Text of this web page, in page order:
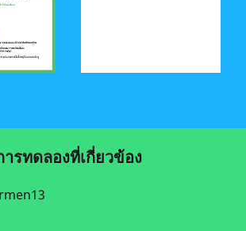
ารทดลองที่เกี่ยวข้อง